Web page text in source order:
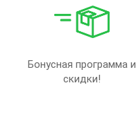
Бонусная программа и
скидки!